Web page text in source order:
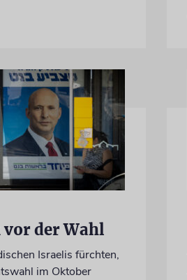
der Wahl
Israelis fürchten,
im Oktober